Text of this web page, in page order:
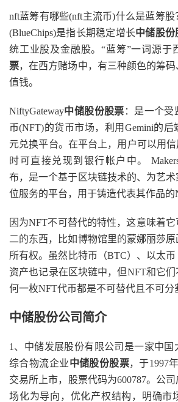
nft蓝筹有哪些(nft主流币)什么是蓝筹
(BlueChips)是指长期稳定增长中储股份
统工业股及金融股。“蓝筹”一词源于
票，在西方赌场中，有三种颜色的筹
值钱。
NiftyGateway中储股份股票 ：是一个
币(NFT)的货币市场，利用Gemini的
元兑换平台。在平台上，用户可以用
时可直接兑现到银行帐户中。
布，是一个基于区块链技术的、为艺
位服务的平台，用于铸造代表其作品的
因为NFT不可替代的特性，这意味着
二的东西，比如博物馆里的蒙娜丽莎
所有权。虽然比特币（BTC）、以太
资产也记录在区块链中，但NFT和它
何一枚NFT代币都是不可替代且不可分
中储股份公司简介
1、中储发展股份有限公司是一家中国
综合物流企业中储股份股票，于1997
交易所上市，股票代码为600787。公
场化为导向，优化产权结构，明确市